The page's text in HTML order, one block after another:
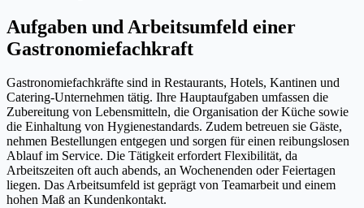
Aufgaben und Arbeitsumfeld einer
Gastronomiefachkraft
Gastronomiefachkräfte sind in Restaurants, Hotels, Kantinen und
Catering-Unternehmen tätig. Ihre Hauptaufgaben umfassen die
Zubereitung von Lebensmitteln, die Organisation der Küche sowie
die Einhaltung von Hygienestandards. Zudem betreuen sie Gäste,
nehmen Bestellungen entgegen und sorgen für einen reibungslosen
Ablauf im Service. Die Tätigkeit erfordert Flexibilität, da
Arbeitszeiten oft auch abends, an Wochenenden oder Feiertagen
liegen. Das Arbeitsumfeld ist geprägt von Teamarbeit und einem
hohen Maß an Kundenkontakt.